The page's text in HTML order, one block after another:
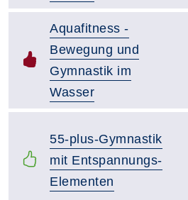
Aquafitness -
Bewegung und
Gymnastik im
Wasser
55-plus-Gymnastik
mit Entspannungs-
Elementen